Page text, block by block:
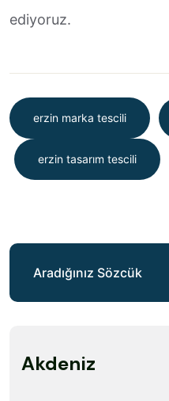
ediyoruz.
erzin marka tescili
erzin tasarım tescili
Akdeniz